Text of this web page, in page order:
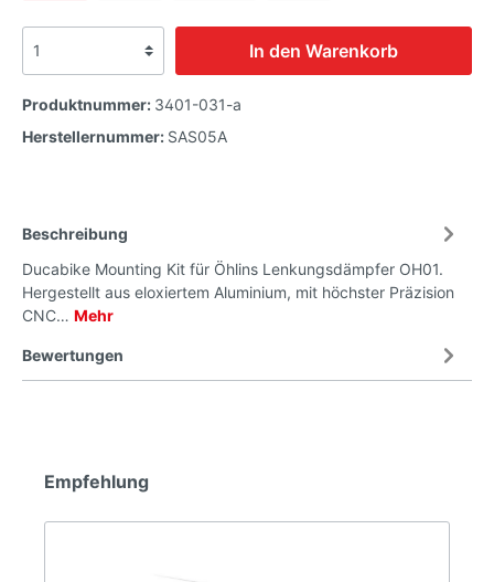
In den Warenkorb
Produktnummer: 3401-031-a
Herstellernummer: SAS05A
Beschreibung
Ducabike Mounting Kit für Öhlins Lenkungsdämpfer OH01.
Hergestellt aus eloxiertem Aluminium, mit höchster Präzision
CNC… Mehr
Bewertungen
Empfehlung